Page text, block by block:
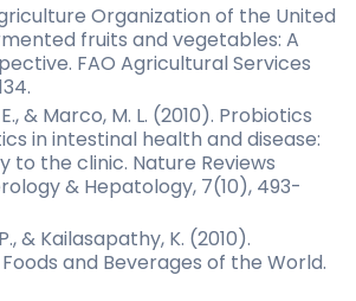
Organization of the United
fruits and vegetables: A
FAO Agricultural Services
& Marco, M. L. (2010). Probiotics
in intestinal health and disease:
to the clinic. Nature Reviews
& Hepatology, 7(10), 493-
& Kailasapathy, K. (2010).
and Beverages of the World.